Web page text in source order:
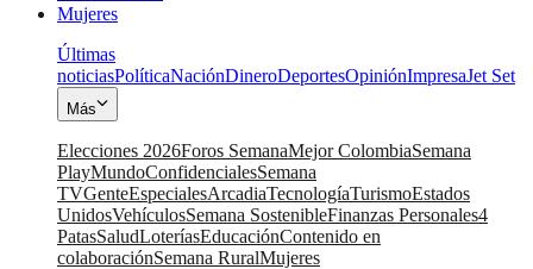
Mujeres
Últimas
noticiasPolíticaNaciónDineroDeportesOpiniónImpresaJet Set
Más
Elecciones 2026Foros SemanaMejor ColombiaSemana
PlayMundoConfidencialesSemana
TVGenteEspecialesArcadiaTecnologíaTurismoEstados
UnidosVehículosSemana SostenibleFinanzas Personales4
PatasSaludLoteríasEducaciónContenido en
colaboraciónSemana RuralMujeres